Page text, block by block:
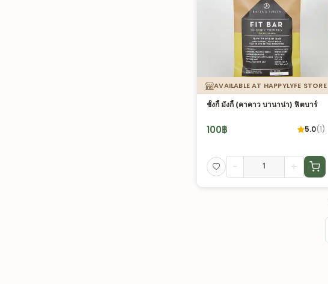
AVAILABLE AT HAPPYLYFE STORE
ชั้งกี้ มังกี้ (คาคาว บานาน่า) ฟิตบาร์
100฿ 5.0(1)
- +